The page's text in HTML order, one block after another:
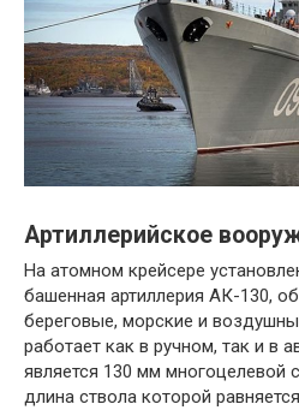
Артиллерийское
На атомном крейсере
башенная артиллерия АК-130,
береговые, морские и
работает как в ручном, так и в
является 130 мм многоцелевой
длина ствола которой